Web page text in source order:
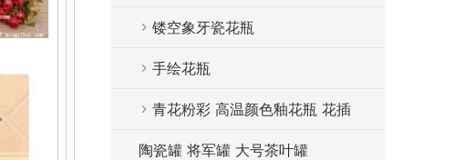
镂空象牙瓷花瓶
手绘花瓶
青花粉彩 高温颜色釉花瓶 花插
陶瓷罐 将军罐 大号茶叶罐